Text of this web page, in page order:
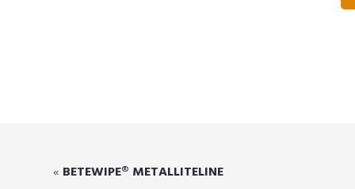
« BETEWIPE® METALLITELINE